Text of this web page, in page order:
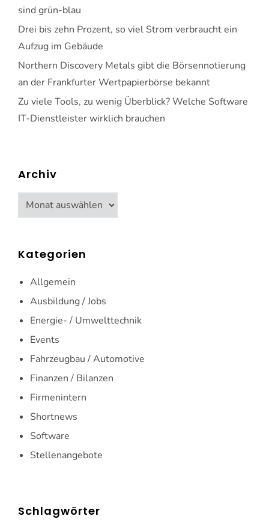
sind grün-blau
Drei bis zehn Prozent, so viel Strom verbraucht ein
Aufzug im Gebäude
Northern Discovery Metals gibt die Börsennotierung
an der Frankfurter Wertpapierbörse bekannt
Zu viele Tools, zu wenig Überblick? Welche Software
IT-Dienstleister wirklich brauchen
Archiv
Archiv
Kategorien
Allgemein
Ausbildung / Jobs
Energie- / Umwelttechnik
Events
Fahrzeugbau / Automotive
Finanzen / Bilanzen
Firmenintern
Shortnews
Software
Stellenangebote
Schlagwörter